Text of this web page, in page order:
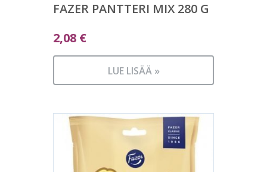
FAZER PANTTERI MIX 280 G
2,08 €
LUE LISÄÄ »